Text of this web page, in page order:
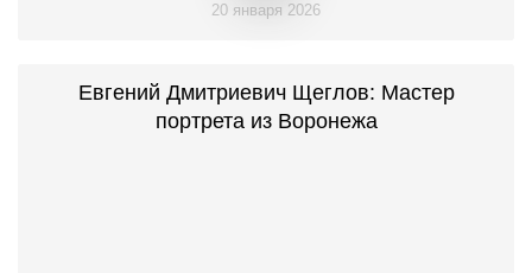
20 января 2026
Евгений Дмитриевич Щеглов: Мастер
портрета из Воронежа